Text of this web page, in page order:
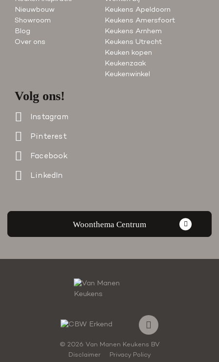
Nieuwbouw
Showroom
Blog
Over ons
Keukens Apeldoorn
Keukens Amersfoort
Keukens Arnhem
Keukens Utrecht
Keuken kopen
Keukenzaak
Keukenwinkel
Volg ons!
Instagram
Pinterest
Facebook
LinkedIn
Woonthema Centrum
© 2026 Van Manen Keukens BV
Disclaimer
Privacy Policy